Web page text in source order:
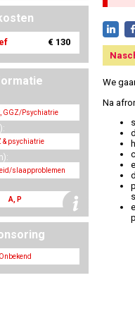
€ 130
GGZ/Psychiatrie
& psychiatrie
slaapproblemen
A, P
Onbekend
We
Na